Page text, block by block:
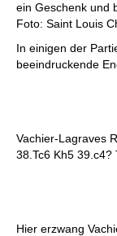
ein Geschenk und
Foto: Saint Louis
In einigen der
beeindruckende
Vachier-Lagraves
38.Tc6 Kh5 39.c4?
Hier erzwang